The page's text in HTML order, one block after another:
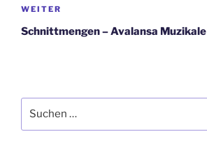
Nächster
Beitrag
WEITER
Schnittmengen – Avalansa Muzikale
nach: